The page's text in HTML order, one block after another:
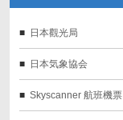
日本觀光局
日本気象協会
Skyscanner 航班機票‎